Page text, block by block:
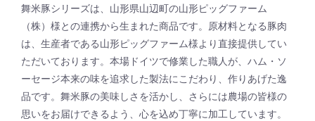
舞米豚シリーズは、山形県山辺町の山形ピッグファーム
（株）様との連携から生まれた商品です。原材料となる豚肉
は、生産者である山形ピッグファーム様より直接提供してい
ただいております。本場ドイツで修業した職人が、ハム・ソ
ーセージ本来の味を追求した製法にこだわり、作りあげた逸
品です。舞米豚の美味しさを活かし、さらには農場の皆様の
思いをお届けできるよう、心を込め丁寧に加工しています。